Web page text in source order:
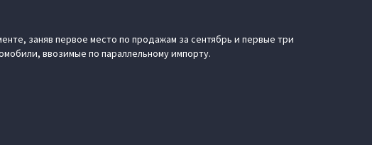
заняв первое место по продажам за сентябрь и первые три
ввозимые по параллельному импорту.